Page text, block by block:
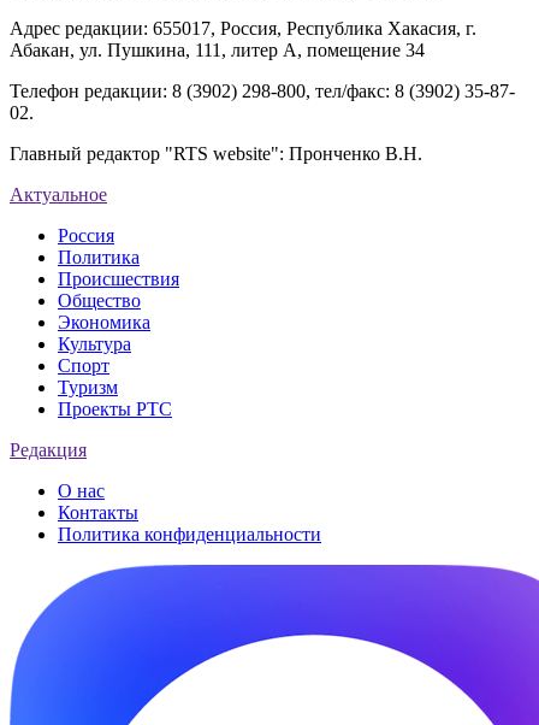
Адрес редакции: 655017, Россия, Республика Хакасия, г.
Абакан, ул. Пушкина, 111, литер А, помещение 34
Телефон редакции: 8 (3902) 298-800, тел/факс: 8 (3902) 35-87-
02.
Главный редактор "RTS website": Пронченко В.Н.
Актуальное
Россия
Политика
Происшествия
Общество
Экономика
Культура
Спорт
Туризм
Проекты РТС
Редакция
О нас
Контакты
Политика конфиденциальности